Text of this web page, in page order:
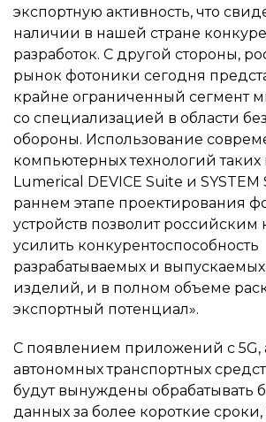
экспортную активность, что
наличии в нашей стране
разработок. С другой стороны,
рынок фотоники сегодня
крайне ограниченный сегмент
со специализацией в области
обороны. Использование
компьютерных технологий таких
Lumerical DEVICE Suite и
раннем этапе проектирования
устройств позволит
усилить конкурентоспособность
разрабатываемых и
изделий, и в полном объеме
экспортный потенциал».
С появлением приложений с 5G,
автономных транспортных
будут вынуждены обрабатывать
данных за более короткие